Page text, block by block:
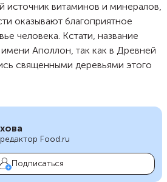
источник витаминов и минералов,
оказывают благоприятное
человека. Кстати, название
Аполлон, так как в Древней
священными деревьями этого
Food.ru
Подписаться